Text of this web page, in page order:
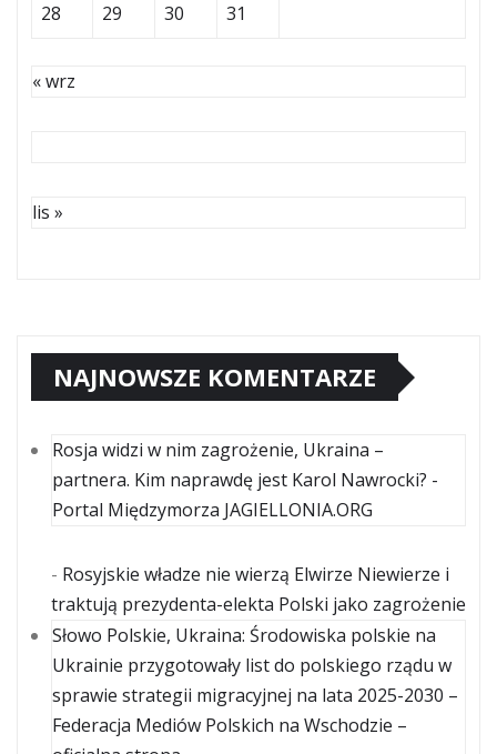
28
29 30 31
« wrz
lis »
NAJNOWSZE KOMENTARZE
Rosja widzi w nim zagrożenie, Ukraina –
partnera. Kim naprawdę jest Karol Nawrocki? -
Portal Międzymorza JAGIELLONIA.ORG
- Rosyjskie władze nie wierzą Elwirze Niewierze i
traktują prezydenta-elekta Polski jako zagrożenie
Słowo Polskie, Ukraina: Środowiska polskie na
Ukrainie przygotowały list do polskiego rządu w
sprawie strategii migracyjnej na lata 2025-2030 –
Federacja Mediów Polskich na Wschodzie –